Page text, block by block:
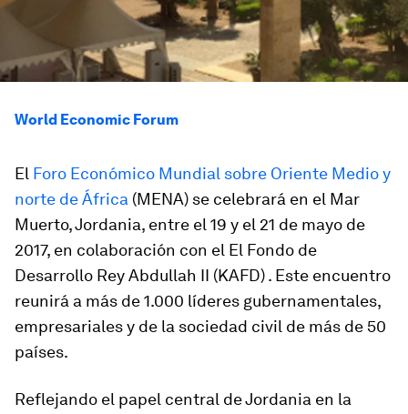
World Economic Forum
El Foro Económico Mundial sobre Oriente Medio y
norte de África (MENA) se celebrará en el Mar
Muerto, Jordania, entre el 19 y el 21 de mayo de
2017, en colaboración con el El Fondo de
Desarrollo Rey Abdullah II (KAFD) . Este encuentro
reunirá a más de 1.000 líderes gubernamentales,
empresariales y de la sociedad civil de más de 50
países.
Reflejando el papel central de Jordania en la